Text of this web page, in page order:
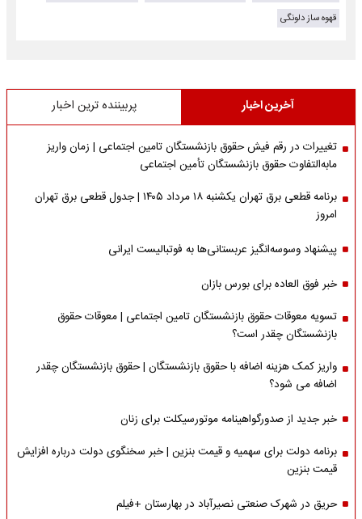
قهوه ساز دلونگی
آخرین اخبار پربیننده ترین اخبار
تغییرات در رقم فیش حقوق بازنشستگان تامین اجتماعی | زمان واریز
مابه‌التفاوت حقوق بازنشستگان تأمین اجتماعی
برنامه قطعی برق تهران یکشنبه ۱۸ مرداد ۱۴۰۵ | جدول قطعی برق تهران
امروز
پیشنهاد وسوسه‌انگیز عربستانی‌ها به فوتبالیست ایرانی
خبر فوق العاده برای بورس بازان
تسویه معوقات حقوق بازنشستگان تامین اجتماعی | معوقات حقوق
بازنشستگان چقدر است؟
واریز کمک هزینه اضافه با حقوق بازنشستگان | حقوق بازنشستگان چقدر
اضافه می شود؟
خبر جدید از صدورگواهینامه موتورسیکلت برای زنان
برنامه دولت برای سهمیه و قیمت بنزین | خبر سخنگوی دولت درباره افزایش
قیمت بنزین
حریق در شهرک صنعتی نصیرآباد در بهارستان +فیلم